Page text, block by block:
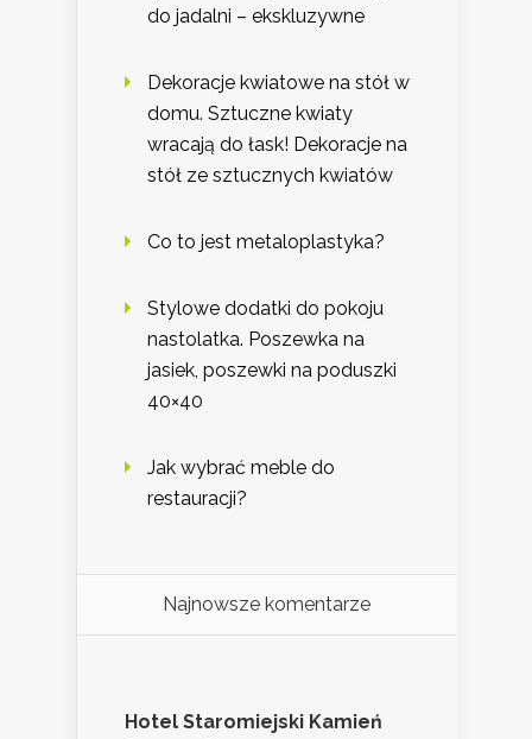
do jadalni – ekskluzywne
Dekoracje kwiatowe na stół w
domu. Sztuczne kwiaty
wracają do łask! Dekoracje na
stół ze sztucznych kwiatów
Co to jest metaloplastyka?
Stylowe dodatki do pokoju
nastolatka. Poszewka na
jasiek, poszewki na poduszki
40×40
Jak wybrać meble do
restauracji?
Najnowsze komentarze
Hotel Staromiejski Kamień